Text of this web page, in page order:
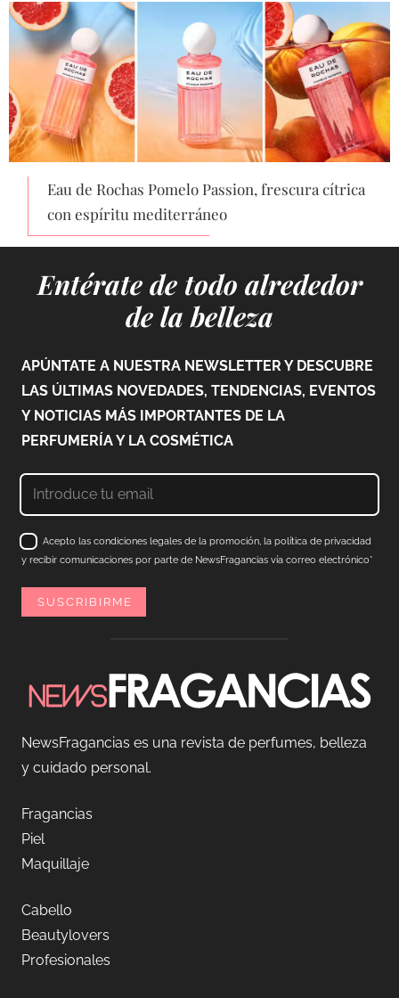
Eau de Rochas Pomelo Passion, frescura cítrica
con espíritu mediterráneo
Entérate de todo alrededor
de la belleza
APÚNTATE A NUESTRA NEWSLETTER Y DESCUBRE
LAS ÚLTIMAS NOVEDADES, TENDENCIAS, EVENTOS
Y NOTICIAS MÁS IMPORTANTES DE LA
PERFUMERÍA Y LA COSMÉTICA
Acepto las condiciones legales de la promoción, la política de privacidad
y recibir comunicaciones por parte de NewsFragancias vía correo electrónico*
NewsFragancias es una revista de perfumes, belleza
y cuidado personal.
Fragancias
Piel
Maquillaje
Cabello
Beautylovers
Profesionales